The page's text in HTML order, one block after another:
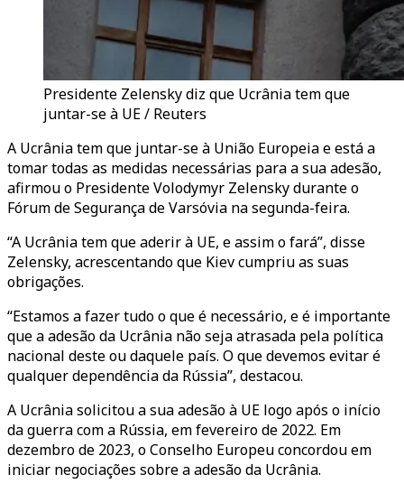
Presidente Zelensky diz que Ucrânia tem que
juntar-se à UE / Reuters
A Ucrânia tem que juntar-se à União Europeia e está a
tomar todas as medidas necessárias para a sua adesão,
afirmou o Presidente Volodymyr Zelensky durante o
Fórum de Segurança de Varsóvia na segunda-feira.
“A Ucrânia tem que aderir à UE, e assim o fará”, disse
Zelensky, acrescentando que Kiev cumpriu as suas
obrigações.
“Estamos a fazer tudo o que é necessário, e é importante
que a adesão da Ucrânia não seja atrasada pela política
nacional deste ou daquele país. O que devemos evitar é
qualquer dependência da Rússia”, destacou.
A Ucrânia solicitou a sua adesão à UE logo após o início
da guerra com a Rússia, em fevereiro de 2022. Em
dezembro de 2023, o Conselho Europeu concordou em
iniciar negociações sobre a adesão da Ucrânia.